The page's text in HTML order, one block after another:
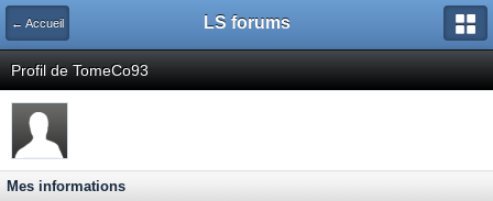
← Accueil LS forums
Profil de TomeCo93
Mes informations